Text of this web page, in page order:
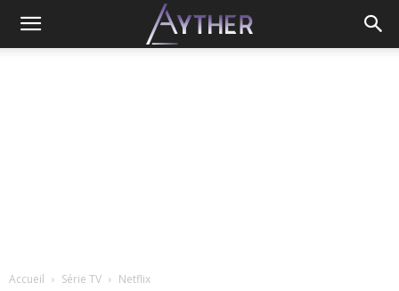
Accueil Série TV Netflix